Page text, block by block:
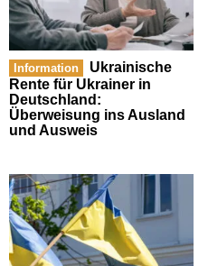
Information
Ukrainische
Rente für Ukrainer in
Deutschland:
Überweisung ins Ausland
und Ausweis